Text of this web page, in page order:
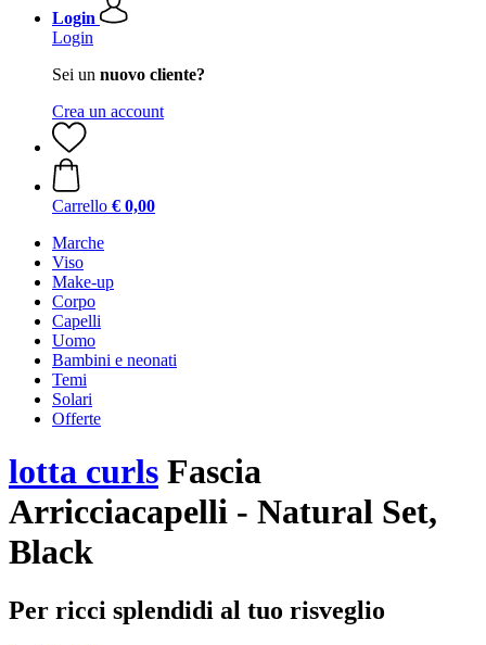
Login
Login
Sei un nuovo cliente?
Crea un account
Carrello € 0,00
Marche
Viso
Make-up
Corpo
Capelli
Uomo
Bambini e neonati
Temi
Solari
Offerte
lotta curls Fascia
Arricciacapelli - Natural Set,
Black
Per ricci splendidi al tuo risveglio